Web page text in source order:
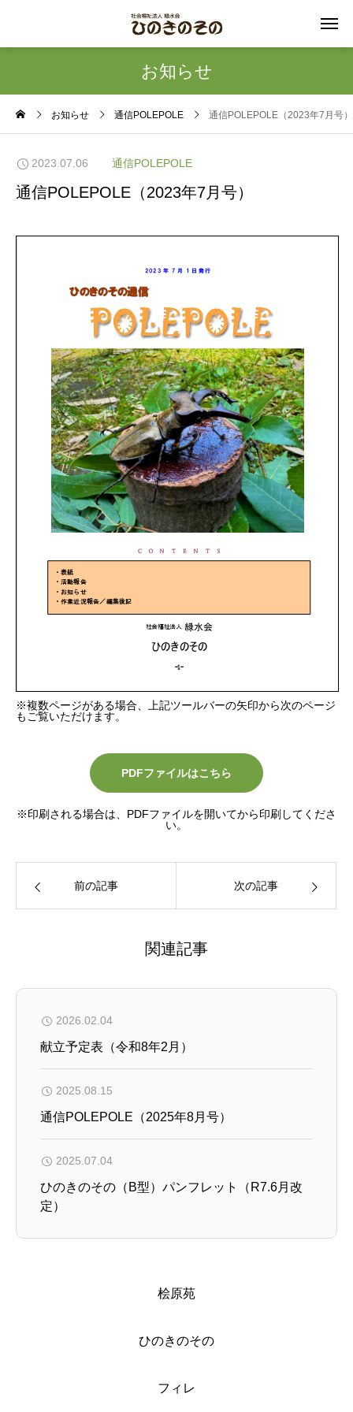
お知らせ
お知らせ 通信POLEPOLE 通信POLEPOLE（2023年7月号）
2023.07.06 通信POLEPOLE
通信POLEPOLE（2023年7月号）
※複数ページがある場合、上記ツールバーの矢印から次のページ
もご覧いただけます。
PDFファイルはこちら
※印刷される場合は、PDFファイルを開いてから印刷してくださ
い。
前の記事 次の記事
関連記事
2026.02.04
献立予定表（令和8年2月）
2025.08.15
通信POLEPOLE（2025年8月号）
2025.07.04
ひのきのその（B型）パンフレット（R7.6月改
定）
桧原苑
ひのきのその
フィレ